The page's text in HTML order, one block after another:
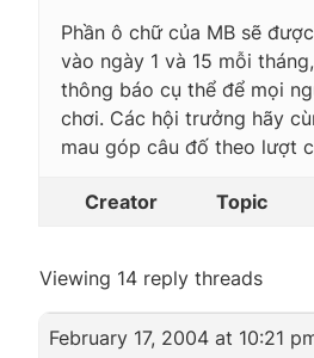
Phần ô chữ của MB sẽ
vào ngày 1 và 15 mỗi
thông báo cụ thể để mọi
chơi. Các hội trưởng hãy
mau góp câu đố theo lượt
Creator Topic
Viewing 14 reply threads
February 17, 2004 at 10:21